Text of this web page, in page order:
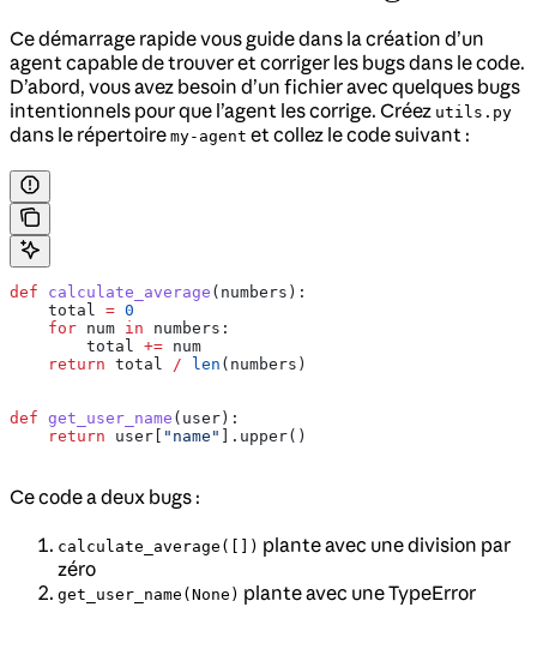
Ce démarrage rapide vous guide dans la création d’un
agent capable de trouver et corriger les bugs dans le code.
D’abord, vous avez besoin d’un fichier avec quelques bugs
intentionnels pour que l’agent les corrige. Créez utils.py
dans le répertoire my-agent et collez le code suivant :
def calculate_average ( numbers ):
    total
= 0
    for
num in numbers:
        total
+= num
    return
total / len (numbers)
def get_user_name ( user):
    return
user[ "name" ].upper()
Ce code a deux bugs :
calculate_average([]) plante avec une division par
zéro
get_user_name(None) plante avec une TypeError